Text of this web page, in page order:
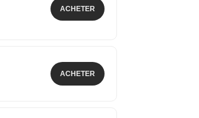
ACHETER
ACHETER